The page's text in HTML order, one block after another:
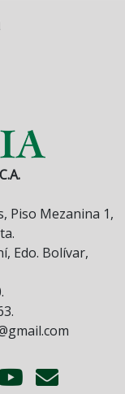
Piso Mezanina 1,
Edo. Bolívar,